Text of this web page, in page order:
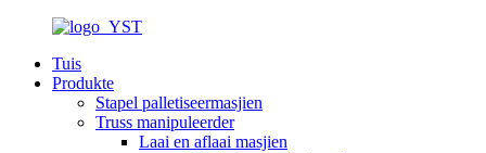
Tuis
Produkte
Stapel palletiseermasjien
Truss manipuleerder
Laai en aflaai masjien